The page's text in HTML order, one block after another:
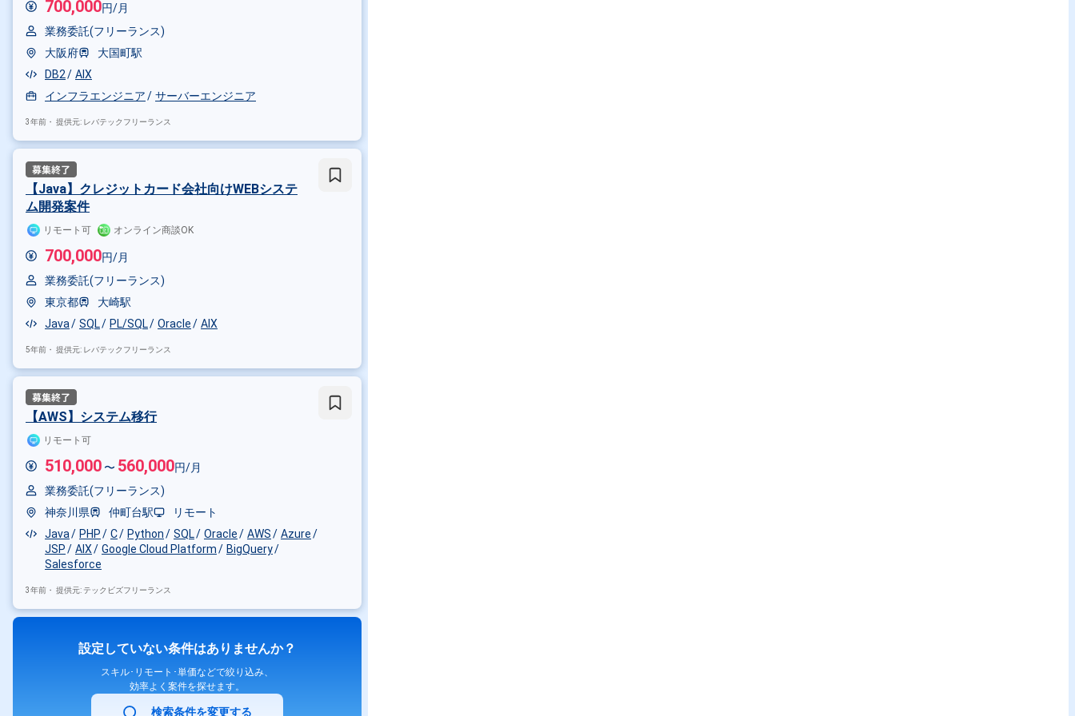
700,000円/月
業務委託(フリーランス)
大阪府
大国町駅
DB2
AIX
インフラエンジニア
サーバーエンジニア
3年前・ 提供元: レバテックフリーランス
【Java】クレジットカード会社向けWEBシステ
ム開発案件
リモート可 オンライン商談OK
700,000円/月
業務委託(フリーランス)
東京都
大崎駅
Java
SQL PL/SQL Oracle AIX
5年前・ 提供元: レバテックフリーランス
【AWS】システム移行
リモート可
510,000 〜 560,000円/月
業務委託(フリーランス)
神奈川県
仲町台駅
リモート
Java
PHP C Python SQL Oracle AWS
Azure
JSP
AIX Google Cloud Platform
BigQuery
Salesforce
3年前・ 提供元: テックビズフリーランス
設定していない条件はありませんか？
スキル･リモート･単価などで絞り込み、
効率よく案件を探せます。
検索条件を変更する